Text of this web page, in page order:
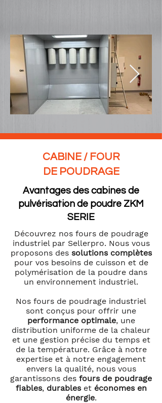
CABINE / FOUR
DE POUDRAGE
Avantages des cabines de
pulvérisation de poudre ZKM
SERIE
Découvrez nos fours de poudrage
industriel par Sellerpro. Nous vous
proposons des solutions complètes
pour vos besoins de cuisson et de
polymérisation de la poudre dans
un environnement industriel.
Nos fours de poudrage industriel
sont conçus pour offrir une
performance optimale, une
distribution uniforme de la chaleur
et une gestion précise du temps et
de la température. Grâce à notre
expertise et à notre engagement
envers la qualité, nous vous
garantissons des fours de poudrage
fiables, durableset économes en
énergie.